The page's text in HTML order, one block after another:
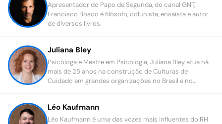
Apresentador do Papo de Segunda, do canal GNT,
Francisco Bosco é filósofo, colunista, ensaísta e autor
de diversos livros.
Juliana Bley
Psicóloga e Mestre em Psicologia, Juliana Bley atua há
mais de 25 anos na construção de Culturas de
Cuidado em grandes organizações no Brasil e no
Léo Kaufmann
Léo Kaufmann é uma das vozes mais influentes do RH